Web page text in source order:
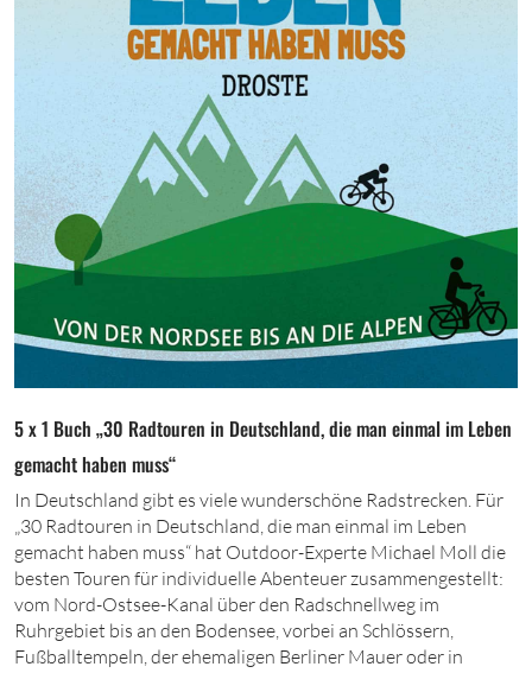
5 x 1 Buch „30 Radtouren in Deutschland, die man einmal im Leben
gemacht haben muss“
In Deutschland gibt es viele wunderschöne Radstrecken. Für
30 Radtouren in Deutschland, die man einmal im Leben
gemacht haben muss“ hat Outdoor-Experte Michael Moll die
besten Touren für individuelle Abenteuer zusammengestellt:
vom Nord-Ostsee-Kanal über den Radschnellweg im
Ruhrgebiet bis an den Bodensee, vorbei an Schlössern,
Fußballtempeln, der ehemaligen Berliner Mauer oder in